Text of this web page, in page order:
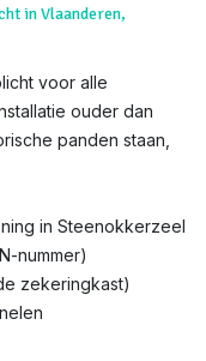
in Vlaanderen,
voor alle
ouder dan
panden staan,
in Steenokkerzeel
nummer)
zekeringkast)